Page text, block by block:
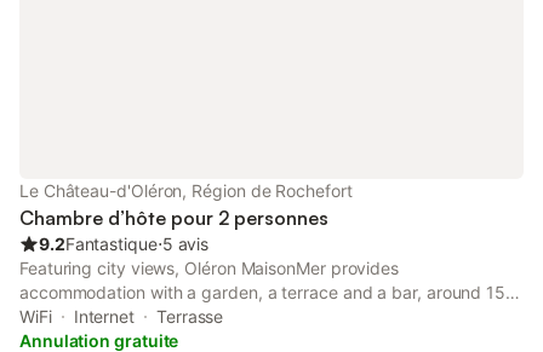
Le Château-d'Oléron, Région de Rochefort
Chambre d’hôte pour 2 personnes
9.2Fantastique⋅5 avis
Featuring city views, Oléron MaisonMer provides
accommodation with a garden, a terrace and a bar, around 15
km from Fort Boyard. Featuring sea and garden views, this bed
and breakfast also offers free WiFi.
WiFi Internet
Terrasse
Annulation gratuite